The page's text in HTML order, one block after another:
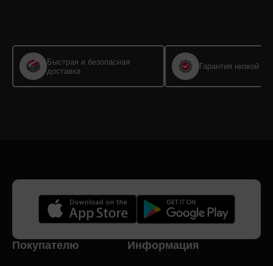
Быстрая и безопасная
доставка
Гарантия низкой
Покупателю Информация